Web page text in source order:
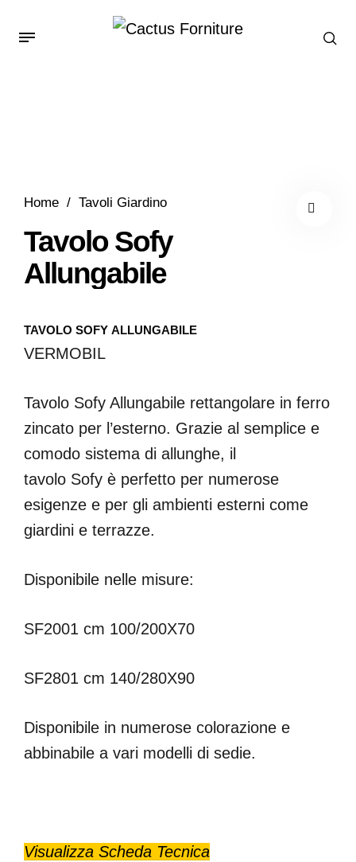
Home / Tavoli Giardino
Tavolo Sofy
Allungabile
TAVOLO SOFY ALLUNGABILE
VERMOBIL
Tavolo Sofy Allungabile rettangolare in ferro
zincato per l’esterno. Grazie al semplice e
comodo sistema di allunghe, il
tavolo Sofy è perfetto per numerose
esigenze e per gli ambienti esterni come
giardini e terrazze.
Disponibile nelle misure:
SF2001 cm 100/200X70
SF2801 cm 140/280X90
Disponibile in numerose colorazione e
abbinabile a vari modelli di sedie.
Visualizza Scheda Tecnica